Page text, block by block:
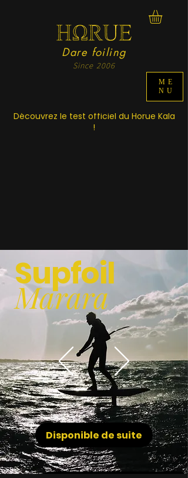
Dare foiling
Since 2006
ME
NU
Découvrez le test officiel du Horue Kala
!
Supfoil
Marara
Disponible de suite